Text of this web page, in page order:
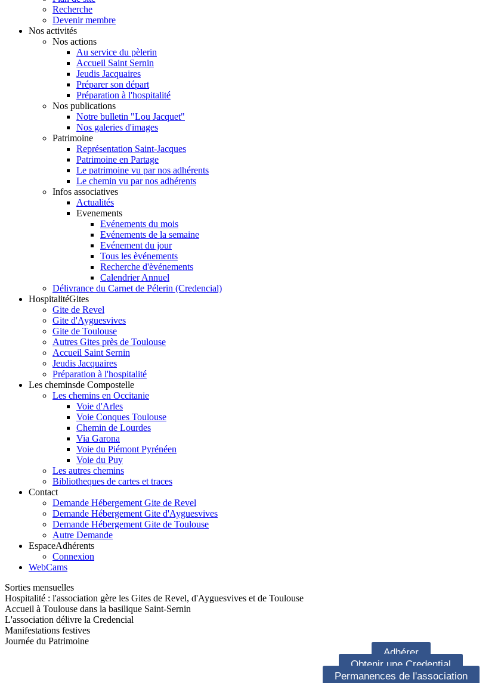
Recherche
Devenir membre
Nos activités
Nos actions
Au service du pèlerin
Accueil Saint Sernin
Jeudis Jacquaires
Préparer son départ
Préparation à l'hospitalité
Nos publications
Notre bulletin "Lou Jacquet"
Nos galeries d'images
Patrimoine
Représentation Saint-Jacques
Patrimoine en Partage
Le patrimoine vu par nos adhérents
Le chemin vu par nos adhérents
Infos associatives
Actualités
Evenements
Evénements du mois
Evénements de la semaine
Evénement du jour
Tous les èvénements
Recherche d'èvénements
Calendrier Annuel
Délivrance du Carnet de Pélerin (Credencial)
HospitalitéGites
Gite de Revel
Gite d'Ayguesvives
Gite de Toulouse
Autres Gites près de Toulouse
Accueil Saint Sernin
Jeudis Jacquaires
Préparation à l'hospitalité
Les cheminsde Compostelle
Les chemins en Occitanie
Voie d'Arles
Voie Conques Toulouse
Chemin de Lourdes
Via Garona
Voie du Piémont Pyrénéen
Voie du Puy
Les autres chemins
Bibliotheques de cartes et traces
Contact
Demande Hébergement Gite de Revel
Demande Hébergement Gite d'Ayguesvives
Demande Hébergement Gite de Toulouse
Autre Demande
EspaceAdhérents
Connexion
WebCams
Sorties mensuelles
Hospitalité : l'association gère les Gites de Revel, d'Ayguesvives et de Toulouse
Accueil à Toulouse dans la basilique Saint-Sernin
L'association délivre la Credencial
Manifestations festives
Journée du Patrimoine
Adhérer
Obtenir une Credential
Permanences de l'association